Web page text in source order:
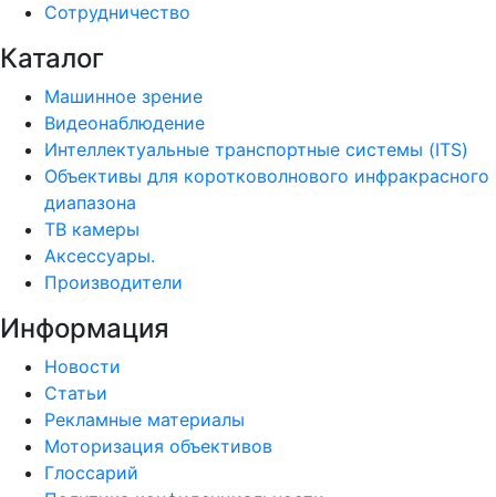
Сотрудничество
Каталог
Машинное зрение
Видеонаблюдение
Интеллектуальные транспортные системы (ITS)
Объективы для коротковолнового инфракрасного
диапазона
ТВ камеры
Аксессуары.
Производители
Информация
Новости
Статьи
Рекламные материалы
Моторизация объективов
Глоссарий